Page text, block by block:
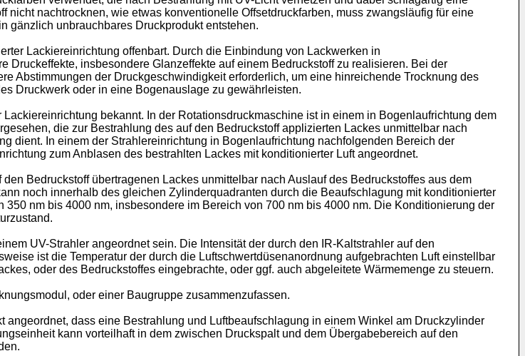
nachtrocknen, wie etwas konventionelle Offsetdruckfarben, muss zwangsläufig für eine
gänzlich unbrauchbares Druckprodukt entstehen.
Lackiereinrichtung offenbart. Durch die Einbindung von Lackwerken in
insbesondere Glanzeffekte auf einem Bedruckstoff zu realisieren. Bei der
Abstimmungen der Druckgeschwindigkeit erforderlich, um eine hinreichende Trocknung des
Druckwerk oder in eine Bogenauslage zu gewährleisten.
bekannt. In der Rotationsdruckmaschine ist in einem in Bogenlaufrichtung dem
die zur Bestrahlung des auf den Bedruckstoff applizierten Lackes unmittelbar nach
dient. In einem der Strahlereinrichtung in Bogenlaufrichtung nachfolgenden Bereich der
zum Anblasen des bestrahlten Lackes mit konditionierter Luft angeordnet.
Bedruckstoff übertragenen Lackes unmittelbar nach Auslauf des Bedruckstoffes aus dem
noch innerhalb des gleichen Zylinderquadranten durch die Beaufschlagung mit konditionierter
nm bis 4000 nm, insbesondere im Bereich von 700 nm bis 4000 nm. Die Konditionierung der
UV-Strahler angeordnet sein. Die Intensität der durch den IR-Kaltstrahler auf den
ist die Temperatur der durch die Luftschwertdüsenanordnung aufgebrachten Luft einstellbar
oder des Bedruckstoffes eingebrachte, oder ggf. auch abgeleitete Wärmemenge zu steuern.
oder einer Baugruppe zusammenzufassen.
dass eine Bestrahlung und Luftbeaufschlagung in einem Winkel am Druckzylinder
kann vorteilhaft in dem zwischen Druckspalt und dem Übergabebereich auf den